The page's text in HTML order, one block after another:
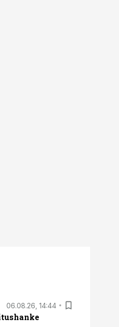
06.08.26, 14:44